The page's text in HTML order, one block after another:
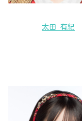
太田 有紀